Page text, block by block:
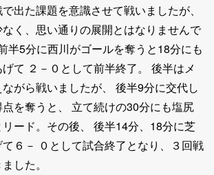
出た課題を意識させて戦いましたが、
く、思い通りの展開とはなりませんで
半5分に西川がゴールを奪うと18分にも
て ２－０として前半終了。 後半はメ
がら戦いましたが、 後半9分に交代し
を奪うと、 立て続けの30分にも塩尻
ード。その後、 後半14分、18分に芝
６－ ０として試合終了となり、３回戦
した。